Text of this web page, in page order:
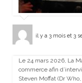
il y a 3 mois et 3
Le 24 mars 2026, La
commerce afin
Steven Moffat (Dr